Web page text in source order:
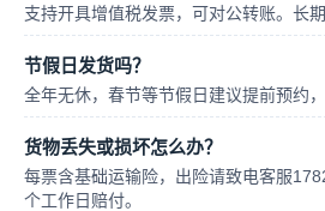
支持开具增值税发票，可对公转账。长
节假日发货吗？
全年无休，春节等节假日建议提前预约
货物丢失或损坏怎么办？
每票含基础运输险，出险请致电客服
个工作日赔付。